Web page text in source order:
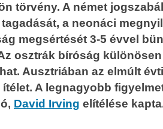
törvény. A német
a neonáci
megsértését 3-5 évvel
osztrák bíróság
Ausztriában az elmúlt
A legnagyobb
David Irving elítélése